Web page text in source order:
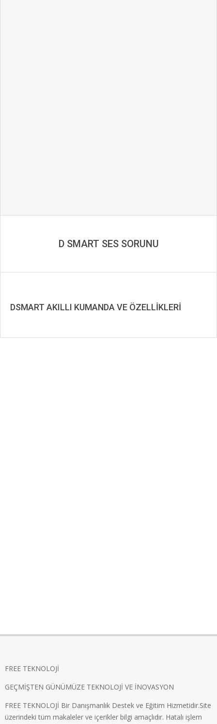
D SMART SES SORUNU
DSMART AKILLI KUMANDA VE ÖZELLİKLERİ
FREE TEKNOLOJİ
GEÇMİŞTEN GÜNÜMÜZE TEKNOLOJİ VE İNOVASYON
FREE TEKNOLOJİ Bir Danışmanlık Destek ve Eğitim Hizmetidir.Site
üzerindeki tüm makaleler ve içerikler bilgi amaçlıdır. Hatalı işlem